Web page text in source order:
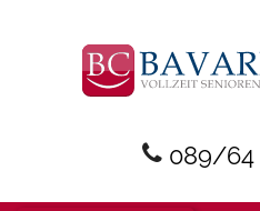
089/64